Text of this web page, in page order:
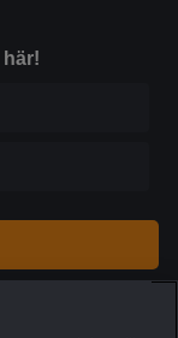
här!
är 18+. Regler